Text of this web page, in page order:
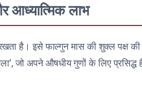
आध्यात्मिक लाभ
है। इसे फाल्गुन मास की शुक्ल पक्ष
जो अपने औषधीय गुणों के लिए